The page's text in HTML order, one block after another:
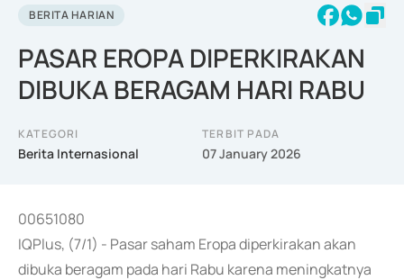
BERITA HARIAN
PASAR EROPA DIPERKIRAKAN
DIBUKA BERAGAM HARI RABU
KATEGORI
Berita Internasional
TERBIT PADA
07 January 2026
00651080
IQPlus, (7/1) - Pasar saham Eropa diperkirakan akan
dibuka beragam pada hari Rabu karena meningkatnya